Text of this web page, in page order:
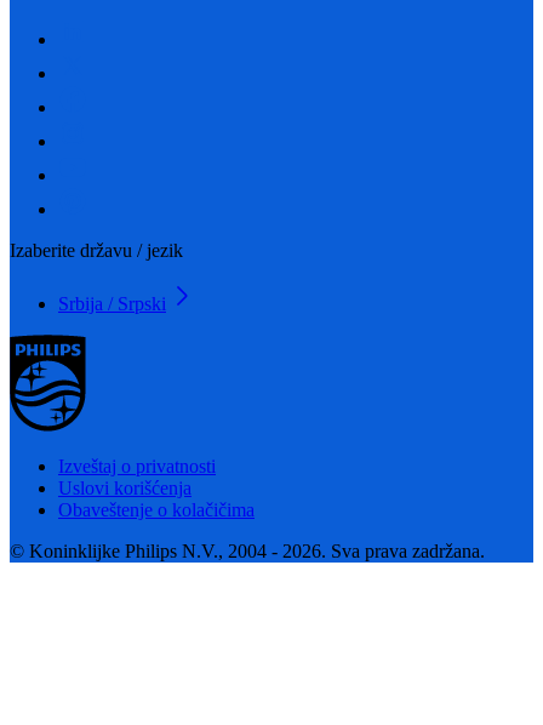
Izaberite državu / jezik
Srbija / Srpski
Izveštaj o privatnosti
Uslovi korišćenja
Obaveštenje o kolačičima
© Koninklijke Philips N.V., 2004 - 2026. Sva prava zadržana.